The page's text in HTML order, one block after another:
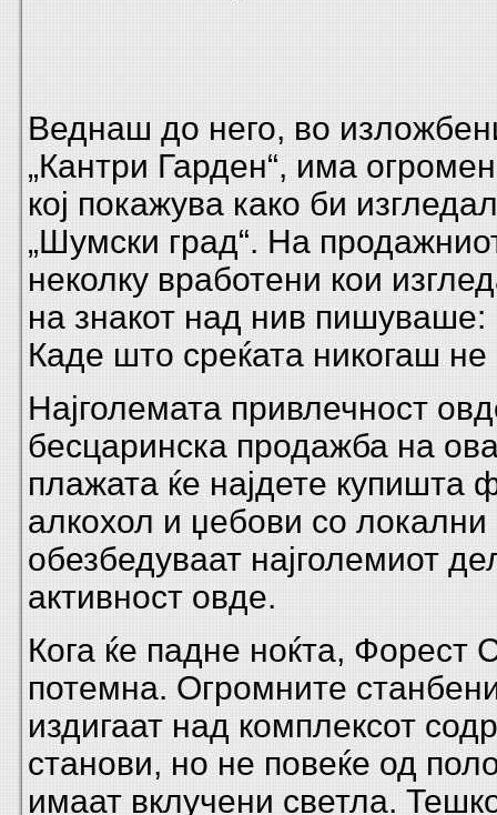
Веднаш до него, во
„Кантри Гарден“, има
кој покажува како би
„Шумски град“. На
неколку вработени кои
на знакот над нив
Каде што среќата никогаш
Најголемата привлечност
бесцаринска продажба на
плажата ќе најдете
алкохол и џебови со локални
обезбедуваат најголемиот
активност овде.
Кога ќе падне ноќта, Форест
потемна. Огромните
издигаат над комплексот
станови, но не повеќе од
имаат вклучени светла.